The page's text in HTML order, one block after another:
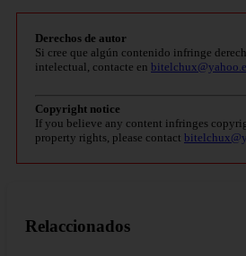
Derechos de autor
Si cree que algún contenido infringe
intelectual, contacte en
Copyright notice
If you believe any content infringes
property rights, please contact
Relaccionados